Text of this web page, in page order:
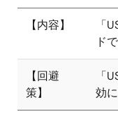
【内容】
「
ド
【回避
策】
「
効